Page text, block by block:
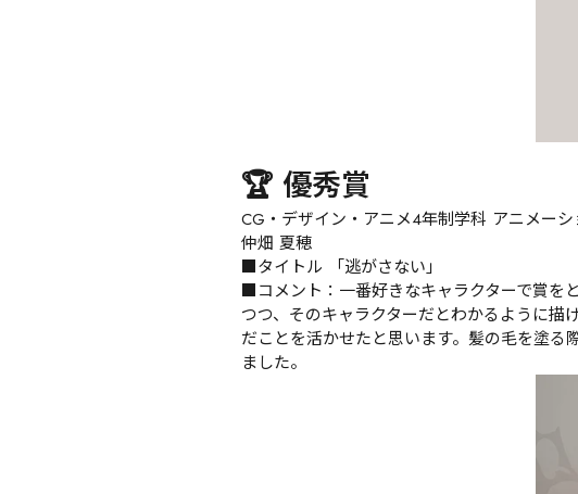
🏆 優秀賞
CG・デザイン・アニメ4年制学科 アニメーシ
仲畑 夏穂
■タイトル 「逃がさない」
■コメント：一番好きなキャラクターで賞を
つつ、そのキャラクターだとわかるように
だことを活かせたと思います。髪の毛を塗
ました。